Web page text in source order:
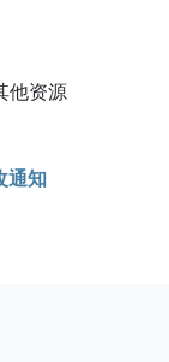
他资源
通知